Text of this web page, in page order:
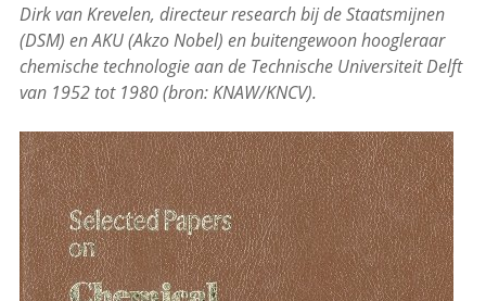
Dirk van Krevelen, directeur research bij de Staatsmijnen
(DSM) en AKU (Akzo Nobel) en buitengewoon hoogleraar
chemische technologie aan de Technische Universiteit Delft
van 1952 tot 1980 (bron: KNAW/KNCV).